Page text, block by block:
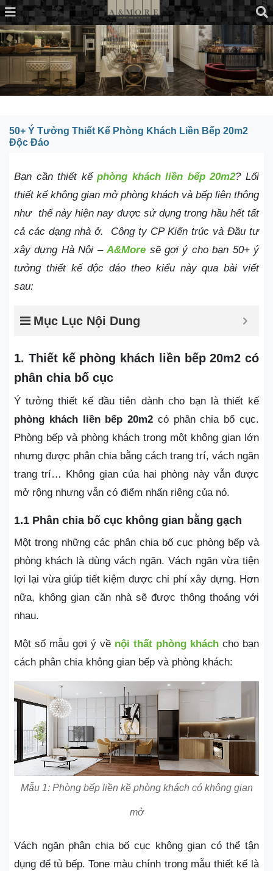
50+ Ý Tưởng Thiết Kế Phòng Khách Liền Bếp 20m2
Độc Đáo
Bạn cần thiết kếphòng khách liền bếp 20m2? Lối
thiết kế không gian mở phòng khách và bếp liên thông
như thế này hiện nay được sử dụng trong hầu hết tất
cả các dạng nhà ở.
Công ty CP Kiến trúc và Đầu tư
xây dựng Hà Nội –A&More sẽ gợi ý cho bạn 50+ ý
tưởng thiết kế độc đáo theo kiểu này qua bài viết
sau:
Mục Lục Nội Dung
1. Thiết kế phòng khách liền bếp 20m2 có
phân chia bố cục
Ý tưởng thiết kế đầu tiên dành cho bạn là thiết kế
phòng khách liền bếp 20m2 có phân chia bố cục.
Phòng bếp và phòng khách trong một không gian lớn
nhưng được phân chia bằng cách trang trí, vách ngăn
trang trí… Không gian của hai phòng này vẫn được
mở rộng nhưng vẫn có điểm nhấn riêng của nó.
1.1 Phân chia bố cục không gian bằng gạch
Một trong những các phân chia bố cục phòng bếp và
phòng khách là dùng vách ngăn. Vách ngăn vừa tiện
lợi lại vừa giúp tiết kiệm được chi phí xây dựng. Hơn
nữa, không gian căn nhà sẽ được thông thoáng với
nhau.
Một số mẫu gợi ý về nội thất phòng khách cho bạn
cách phân chia không gian bếp và phòng khách:
Mẫu 1: Phòng bếp liền kề phòng khách có không gian
mở
Vách ngăn phân chia bố cục không gian có thể tận
dụng để tủ bếp. Tone màu chính trong mẫu thiết kế là